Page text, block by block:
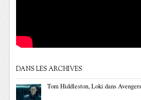
DANS LES ARCHIVES
Tom Hiddleston, Loki dans